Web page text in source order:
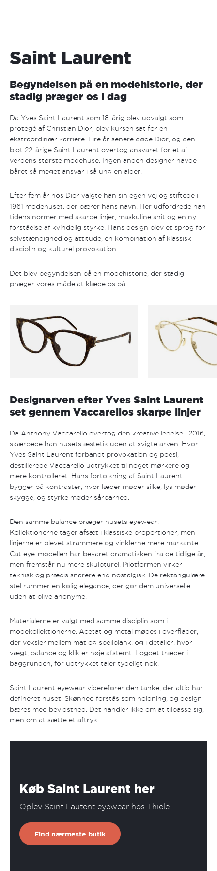
Saint Laurent
Begyndelsen på en modehistorie, der
stadig præger os i dag
Da Yves Saint Laurent som 18-årig blev udvalgt som
protegé af Christian Dior, blev kursen sat for en
ekstraordinær karriere. Fire år senere døde Dior, og den
blot 22-årige Saint Laurent overtog ansvaret for et af
verdens største modehuse. Ingen anden designer havde
båret så meget ansvar i så ung en alder.
Efter fem år hos Dior valgte han sin egen vej og stiftede i
1961 modehuset, der bærer hans navn. Her udfordrede han
tidens normer med skarpe linjer, maskuline snit og en ny
forståelse af kvindelig styrke. Hans design blev et sprog for
selvstændighed og attitude, en kombination af klassisk
disciplin og kulturel provokation.
Det blev begyndelsen på en modehistorie, der stadig
præger vores måde at klæde os på.
Designarven efter Yves Saint Laurent
set gennem Vaccarellos skarpe linjer
Da Anthony Vaccarello overtog den kreative ledelse i 2016,
skærpede han husets æstetik uden at svigte arven. Hvor
Yves Saint Laurent forbandt provokation og poesi,
destillerede Vaccarello udtrykket til noget mørkere og
mere kontrolleret. Hans fortolkning af Saint Laurent
bygger på kontraster, hvor læder møder silke, lys møder
skygge, og styrke møder sårbarhed.
Den samme balance præger husets eyewear.
Kollektionerne tager afsæt i klassiske proportioner, men
linjerne er blevet strammere og vinklerne mere markante.
Cat eye-modellen har bevaret dramatikken fra de tidlige år,
men fremstår nu mere skulpturel. Pilotformen virker
teknisk og præcis snarere end nostalgisk. De rektangulære
stel rummer en kølig elegance, der gør dem universelle
uden at blive anonyme.
Materialerne er valgt med samme disciplin som i
modekollektionerne. Acetat og metal mødes i overflader,
der veksler mellem mat og spejlblank, og i detaljer, hvor
vægt, balance og klik er nøje afstemt. Logoet træder i
baggrunden, for udtrykket taler tydeligt nok.
Saint Laurent eyewear viderefører den tanke, der altid har
defineret huset. Skønhed forstås som holdning, og design
bæres med bevidsthed. Det handler ikke om at tilpasse sig,
men om at sætte et aftryk.
Køb Saint Laurent her
Oplev Saint Lautent eyewear hos Thiele.
Find nærmeste butik